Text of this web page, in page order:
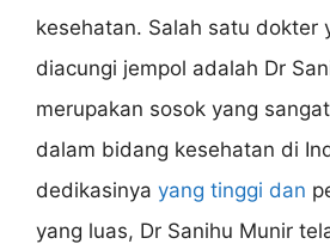
kesehatan. Salah satu dokter
diacungi jempol adalah Dr
merupakan sosok yang
dalam bidang kesehatan di
dedikasinya yang tinggi dan
yang luas, Dr Sanihu Munir